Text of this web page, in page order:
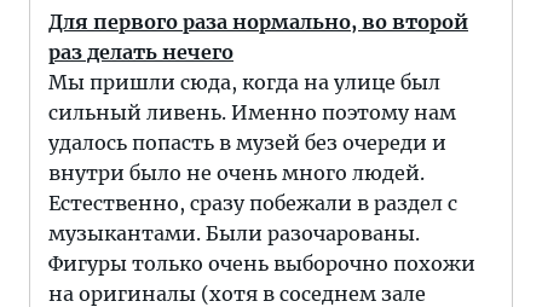
Для первого раза нормально, во второй
раз делать нечего
Мы пришли сюда, когда на улице был
сильный ливень. Именно поэтому нам
удалось попасть в музей без очереди и
внутри было не очень много людей.
Естественно, сразу побежали в раздел с
музыкантами. Были разочарованы.
Фигуры только очень выборочно похожи
на оригиналы (хотя в соседнем зале